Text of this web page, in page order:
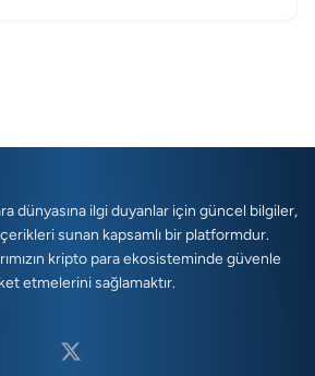
dünyasına ilgi duyanlar için güncel bilgiler,
sunan kapsamlı bir platformdur.
kripto para ekosisteminde güvenle
etmelerini sağlamaktır.